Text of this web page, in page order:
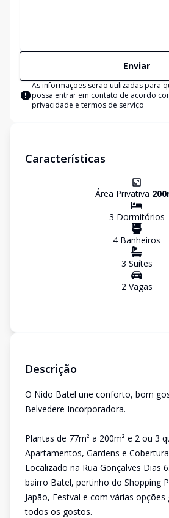
Enviar
As informações serão utilizadas para
possa entrar em contato de acordo
privacidade e termos de serviço
Características
Área Privativa 200
3 Dormitórios
4 Banheiros
3 Suítes
2Vagas
Descrição
O Nido Batel une conforto, bom
Belvedere Incorporadora.
Plantas de 77m² a 200m² e 2 ou 3
Apartamentos, Gardens e
Localizado na Rua Gonçalves Dias
bairro Batel, pertinho do Shopping
Japão, Festval e com várias
todos os gostos.